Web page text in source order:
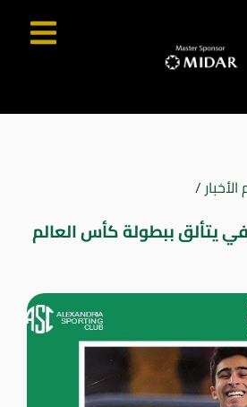
/
يتألق ببطولة كأس العالم